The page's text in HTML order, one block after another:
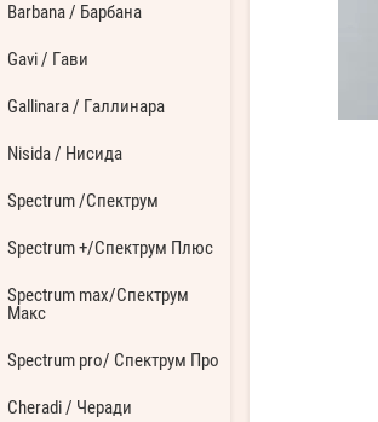
Barbana / Барбана
Gavi / Гави
Gallinara / Галлинара
Nisida / Нисида
Spectrum /Спектрум
Spectrum +/Спектрум Плюс
Spectrum max/Спектрум
Макс
Spectrum pro/ Спектрум Про
Cheradi / Черади